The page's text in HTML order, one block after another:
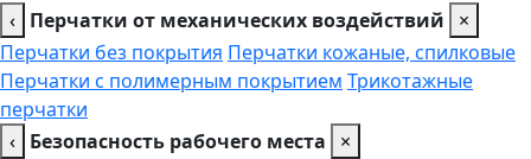
‹ Перчатки от механических воздействий
×
Перчатки без покрытия Перчатки кожаные, спилковые
Перчатки с полимерным покрытием Трикотажные
перчатки
‹ Безопасность рабочего места
×